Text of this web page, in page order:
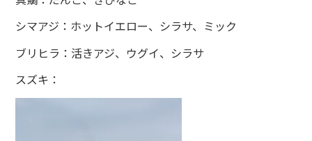
シマアジ：ホットイエロー、シラサ、ミック
ブリヒラ：活きアジ、ウグイ、シラサ
スズキ：